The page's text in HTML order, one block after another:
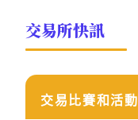
交易所快訊
交易比賽和活動